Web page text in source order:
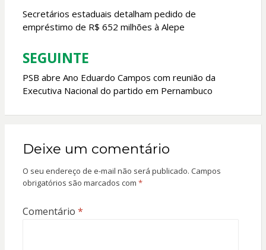
k p
de
Post
Secretários estaduais detalham pedido de
empréstimo de R$ 652 milhões à Alepe
SEGUINTE
PSB abre Ano Eduardo Campos com reunião da
Executiva Nacional do partido em Pernambuco
Deixe um comentário
O seu endereço de e-mail não será publicado. Campos
obrigatórios são marcados com *
Comentário *